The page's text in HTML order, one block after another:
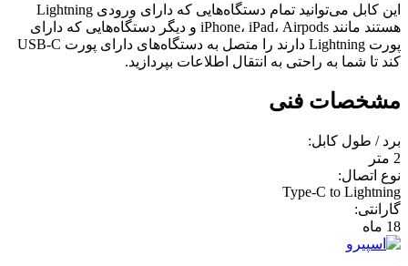
این کابل می‌توانید تمام دستگاه‌هایی که دارای ورودی Lightning
هستند مانند iPhone، iPad، Airpods و دیگر دستگاه‌هایی که دارای
پورت Lightning دارند را متصل به دستگاه‌های دارای پورت USB-C
کند تا شما به راحتی به انتقال اطلاعات بپردازید.
مشخصات فنی
برد / طول کابل:
2 متر
نوع اتصال:
Type-C to Lightning
گارانتی:
18 ماه